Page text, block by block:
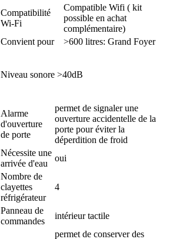
Compatibilité
Wi-Fi
Compatible Wifi ( kit
possible en achat
complémentaire)
Convient pour
>600 litres: Grand Foyer
Niveau sonore >40dB
Alarme
d'ouverture
de porte
permet de signaler une
ouverture accidentelle de la
porte pour éviter la
déperdition de froid
Nécessite une
arrivée d'eau
oui
Nombre de
clayettes
réfrigérateur
4
Panneau de
commandes
intérieur tactile
permet de conserver des